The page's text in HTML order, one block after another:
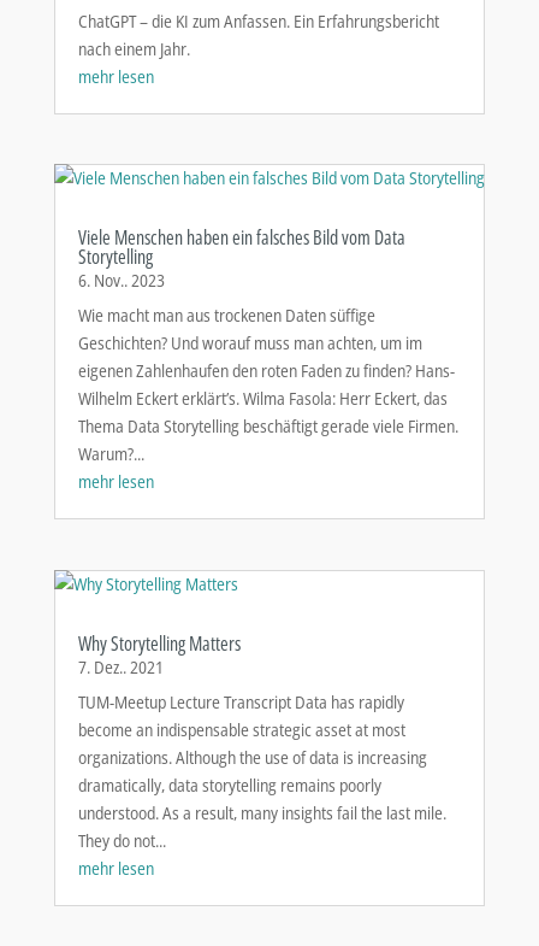
ChatGPT – die KI zum Anfassen. Ein Erfahrungsbericht
nach einem Jahr.
mehr lesen
Viele Menschen haben ein falsches Bild vom Data
Storytelling
6. Nov.. 2023
Wie macht man aus trockenen Daten süffige
Geschichten? Und worauf muss man achten, um im
eigenen Zahlenhaufen den roten Faden zu finden? Hans-
Wilhelm Eckert erklärt’s. Wilma Fasola: Herr Eckert, das
Thema Data Storytelling beschäftigt gerade viele Firmen.
Warum?...
mehr lesen
Why Storytelling Matters
7. Dez.. 2021
TUM-Meetup Lecture Transcript Data has rapidly
become an indispensable strategic asset at most
organizations. Although the use of data is increasing
dramatically, data storytelling remains poorly
understood. As a result, many insights fail the last mile.
They do not...
mehr lesen